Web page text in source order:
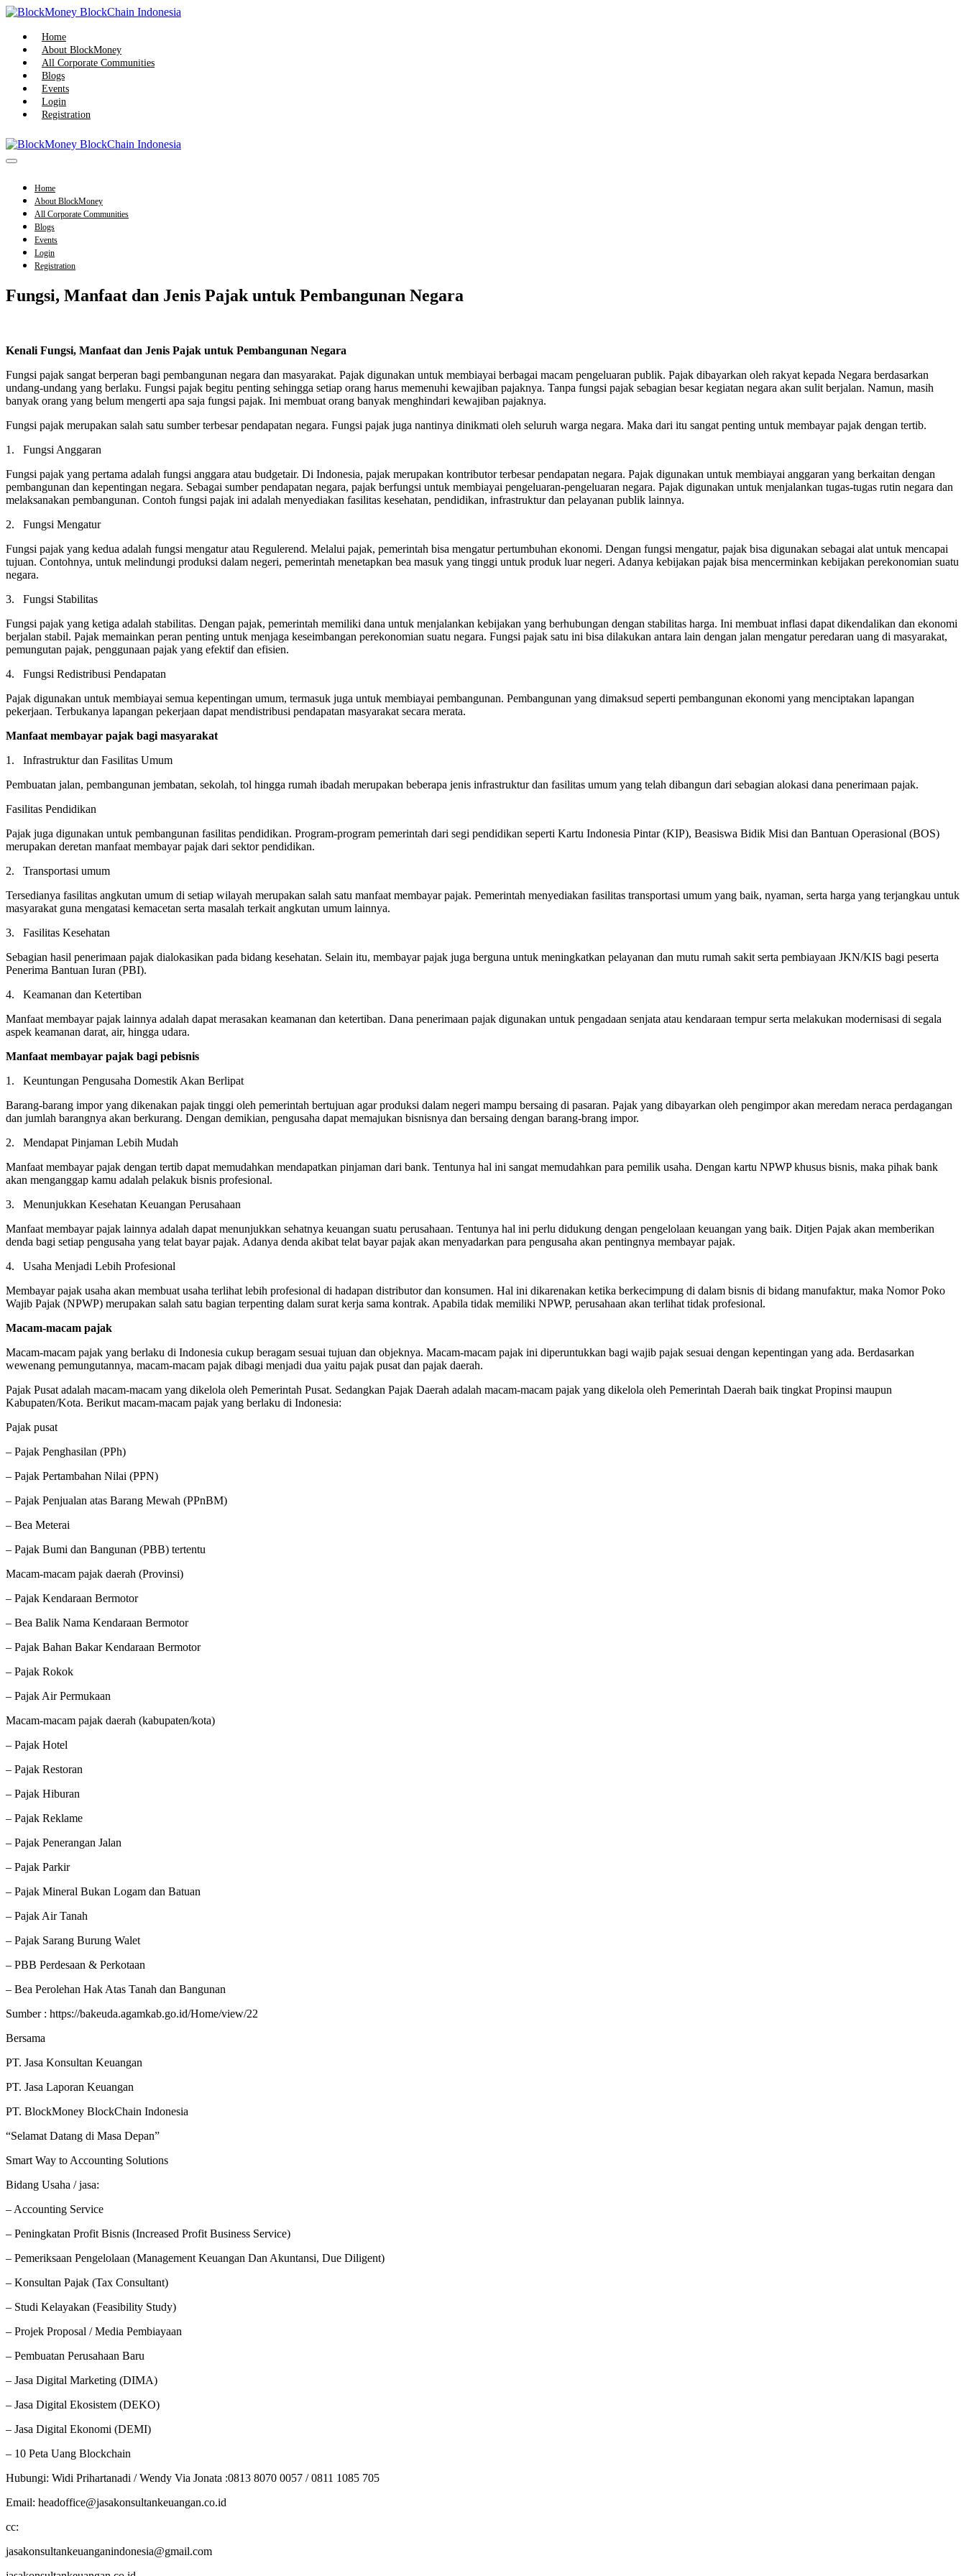
Skip
content
Home
About BlockMoney
All Corporate Communities
Blogs
Events
Login
Registration
Menu
Home
About BlockMoney
All Corporate Communities
Blogs
Events
Login
Registration
Fungsi, Manfaat dan Jenis Pajak untuk Pembangunan Negara
Kenali Fungsi, Manfaat dan Jenis Pajak untuk Pembangunan Negara
Fungsi pajak sangat berperan bagi pembangunan negara dan masyarakat. Pajak digunakan untuk membiayai berbagai macam pengeluaran publik. Pajak dibayarkan oleh rakyat kepada Negara berdasarkan
undang-undang yang berlaku. Fungsi pajak begitu penting sehingga setiap orang harus memenuhi kewajiban pajaknya. Tanpa fungsi pajak sebagian besar kegiatan negara akan sulit berjalan. Namun, masih
banyak orang yang belum mengerti apa saja fungsi pajak. Ini membuat orang banyak menghindari kewajiban pajaknya.
Fungsi pajak merupakan salah satu sumber terbesar pendapatan negara. Fungsi pajak juga nantinya dinikmati oleh seluruh warga negara. Maka dari itu sangat penting untuk membayar pajak dengan tertib.
1. Fungsi Anggaran
Fungsi pajak yang pertama adalah fungsi anggara atau budgetair. Di Indonesia, pajak merupakan kontributor terbesar pendapatan negara. Pajak digunakan untuk membiayai anggaran yang berkaitan dengan
pembangunan dan kepentingan negara. Sebagai sumber pendapatan negara, pajak berfungsi untuk membiayai pengeluaran-pengeluaran negara. Pajak digunakan untuk menjalankan tugas-tugas rutin negara dan
melaksanakan pembangunan. Contoh fungsi pajak ini adalah menyediakan fasilitas kesehatan, pendidikan, infrastruktur dan pelayanan publik lainnya.
2. Fungsi Mengatur
Fungsi pajak yang kedua adalah fungsi mengatur atau Regulerend. Melalui pajak, pemerintah bisa mengatur pertumbuhan ekonomi. Dengan fungsi mengatur, pajak bisa digunakan sebagai alat untuk mencapai
tujuan. Contohnya, untuk melindungi produksi dalam negeri, pemerintah menetapkan bea masuk yang tinggi untuk produk luar negeri. Adanya kebijakan pajak bisa mencerminkan kebijakan perekonomian suatu
negara.
3. Fungsi Stabilitas
Fungsi pajak yang ketiga adalah stabilitas. Dengan pajak, pemerintah memiliki dana untuk menjalankan kebijakan yang berhubungan dengan stabilitas harga. Ini membuat inflasi dapat dikendalikan dan ekonomi
berjalan stabil. Pajak memainkan peran penting untuk menjaga keseimbangan perekonomian suatu negara. Fungsi pajak satu ini bisa dilakukan antara lain dengan jalan mengatur peredaran uang di masyarakat,
pemungutan pajak, penggunaan pajak yang efektif dan efisien.
4. Fungsi Redistribusi Pendapatan
Pajak digunakan untuk membiayai semua kepentingan umum, termasuk juga untuk membiayai pembangunan. Pembangunan yang dimaksud seperti pembangunan ekonomi yang menciptakan lapangan
pekerjaan. Terbukanya lapangan pekerjaan dapat mendistribusi pendapatan masyarakat secara merata.
Manfaat membayar pajak bagi masyarakat
1. Infrastruktur dan Fasilitas Umum
Pembuatan jalan, pembangunan jembatan, sekolah, tol hingga rumah ibadah merupakan beberapa jenis infrastruktur dan fasilitas umum yang telah dibangun dari sebagian alokasi dana penerimaan pajak.
Fasilitas Pendidikan
Pajak juga digunakan untuk pembangunan fasilitas pendidikan. Program-program pemerintah dari segi pendidikan seperti Kartu Indonesia Pintar (KIP), Beasiswa Bidik Misi dan Bantuan Operasional (BOS)
merupakan deretan manfaat membayar pajak dari sektor pendidikan.
2. Transportasi umum
Tersedianya fasilitas angkutan umum di setiap wilayah merupakan salah satu manfaat membayar pajak. Pemerintah menyediakan fasilitas transportasi umum yang baik, nyaman, serta harga yang terjangkau untuk
masyarakat guna mengatasi kemacetan serta masalah terkait angkutan umum lainnya.
3. Fasilitas Kesehatan
Sebagian hasil penerimaan pajak dialokasikan pada bidang kesehatan. Selain itu, membayar pajak juga berguna untuk meningkatkan pelayanan dan mutu rumah sakit serta pembiayaan JKN/KIS bagi peserta
Penerima Bantuan Iuran (PBI).
4. Keamanan dan Ketertiban
Manfaat membayar pajak lainnya adalah dapat merasakan keamanan dan ketertiban. Dana penerimaan pajak digunakan untuk pengadaan senjata atau kendaraan tempur serta melakukan modernisasi di segala
aspek keamanan darat, air, hingga udara.
Manfaat membayar pajak bagi pebisnis
1. Keuntungan Pengusaha Domestik Akan Berlipat
Barang-barang impor yang dikenakan pajak tinggi oleh pemerintah bertujuan agar produksi dalam negeri mampu bersaing di pasaran. Pajak yang dibayarkan oleh pengimpor akan meredam neraca perdagangan
dan jumlah barangnya akan berkurang. Dengan demikian, pengusaha dapat memajukan bisnisnya dan bersaing dengan barang-brang impor.
2. Mendapat Pinjaman Lebih Mudah
Manfaat membayar pajak dengan tertib dapat memudahkan mendapatkan pinjaman dari bank. Tentunya hal ini sangat memudahkan para pemilik usaha. Dengan kartu NPWP khusus bisnis, maka pihak bank
akan menganggap kamu adalah pelakuk bisnis profesional.
3. Menunjukkan Kesehatan Keuangan Perusahaan
Manfaat membayar pajak lainnya adalah dapat menunjukkan sehatnya keuangan suatu perusahaan. Tentunya hal ini perlu didukung dengan pengelolaan keuangan yang baik. Ditjen Pajak akan memberikan
denda bagi setiap pengusaha yang telat bayar pajak. Adanya denda akibat telat bayar pajak akan menyadarkan para pengusaha akan pentingnya membayar pajak.
4. Usaha Menjadi Lebih Profesional
Membayar pajak usaha akan membuat usaha terlihat lebih profesional di hadapan distributor dan konsumen. Hal ini dikarenakan ketika berkecimpung di dalam bisnis di bidang manufaktur, maka Nomor Poko
Wajib Pajak (NPWP) merupakan salah satu bagian terpenting dalam surat kerja sama kontrak. Apabila tidak memiliki NPWP, perusahaan akan terlihat tidak profesional.
Macam-macam pajak
Macam-macam pajak yang berlaku di Indonesia cukup beragam sesuai tujuan dan objeknya. Macam-macam pajak ini diperuntukkan bagi wajib pajak sesuai dengan kepentingan yang ada. Berdasarkan
wewenang pemungutannya, macam-macam pajak dibagi menjadi dua yaitu pajak pusat dan pajak daerah.
Pajak Pusat adalah macam-macam yang dikelola oleh Pemerintah Pusat. Sedangkan Pajak Daerah adalah macam-macam pajak yang dikelola oleh Pemerintah Daerah baik tingkat Propinsi maupun
Kabupaten/Kota. Berikut macam-macam pajak yang berlaku di Indonesia:
Pajak pusat
– Pajak Penghasilan (PPh)
– Pajak Pertambahan Nilai (PPN)
– Pajak Penjualan atas Barang Mewah (PPnBM)
– Bea Meterai
– Pajak Bumi dan Bangunan (PBB) tertentu
Macam-macam pajak daerah (Provinsi)
– Pajak Kendaraan Bermotor
– Bea Balik Nama Kendaraan Bermotor
– Pajak Bahan Bakar Kendaraan Bermotor
– Pajak Rokok
– Pajak Air Permukaan
Macam-macam pajak daerah (kabupaten/kota)
– Pajak Hotel
– Pajak Restoran
– Pajak Hiburan
– Pajak Reklame
– Pajak Penerangan Jalan
– Pajak Parkir
– Pajak Mineral Bukan Logam dan Batuan
– Pajak Air Tanah
– Pajak Sarang Burung Walet
– PBB Perdesaan & Perkotaan
– Bea Perolehan Hak Atas Tanah dan Bangunan
Sumber : https://bakeuda.agamkab.go.id/Home/view/22
Bersama
PT. Jasa Konsultan Keuangan
PT. Jasa Laporan Keuangan
PT. BlockMoney BlockChain Indonesia
“Selamat Datang di Masa Depan”
Smart Way to Accounting Solutions
Bidang Usaha / jasa:
– Accounting Service
– Peningkatan Profit Bisnis (Increased Profit Business Service)
– Pemeriksaan Pengelolaan (Management Keuangan Dan Akuntansi, Due Diligent)
– Konsultan Pajak (Tax Consultant)
– Studi Kelayakan (Feasibility Study)
– Projek Proposal / Media Pembiayaan
– Pembuatan Perusahaan Baru
– Jasa Digital Marketing (DIMA)
– Jasa Digital Ekosistem (DEKO)
– Jasa Digital Ekonomi (DEMI)
– 10 Peta Uang Blockchain
Hubungi: Widi Prihartanadi / Wendy Via Jonata :0813 8070 0057 / 0811 1085 705
Email: headoffice@jasakonsultankeuangan.co.id
cc:
jasakonsultankeuanganindonesia@gmail.com